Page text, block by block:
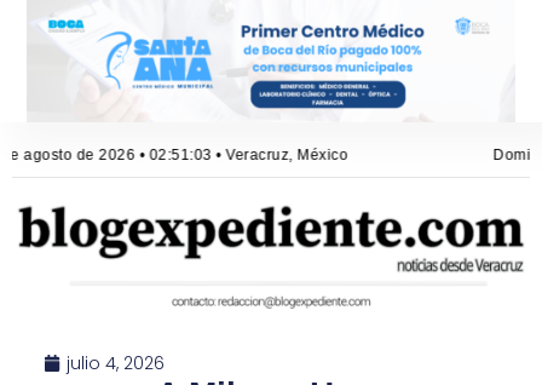
agosto de 2026 • 02:51:03 • Veracruz, México
julio 4, 2026